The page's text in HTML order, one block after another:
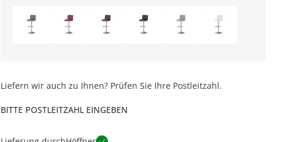
Liefern wir auch zu Ihnen? Prüfen Sie Ihre Postleitzahl.
BITTE POSTLEITZAHL EINGEBEN